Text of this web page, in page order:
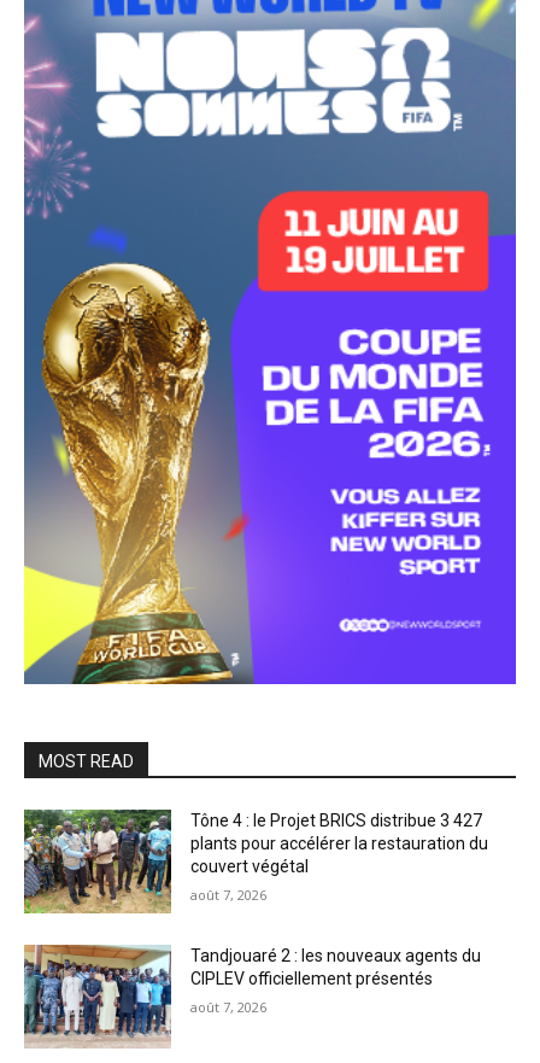
MOST READ
Tône 4 : le Projet BRICS distribue 3 427
plants pour accélérer la restauration du
couvert végétal
août 7, 2026
Tandjouaré 2 : les nouveaux agents du
CIPLEV officiellement présentés
août 7, 2026